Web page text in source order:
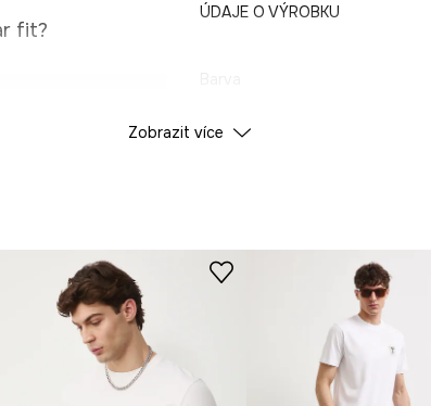
fit?
na
ÚDAJE O VÝROBKU
ID produktu
Zobrazit více